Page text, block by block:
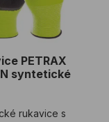
PETRAX
syntetické
rukavice s